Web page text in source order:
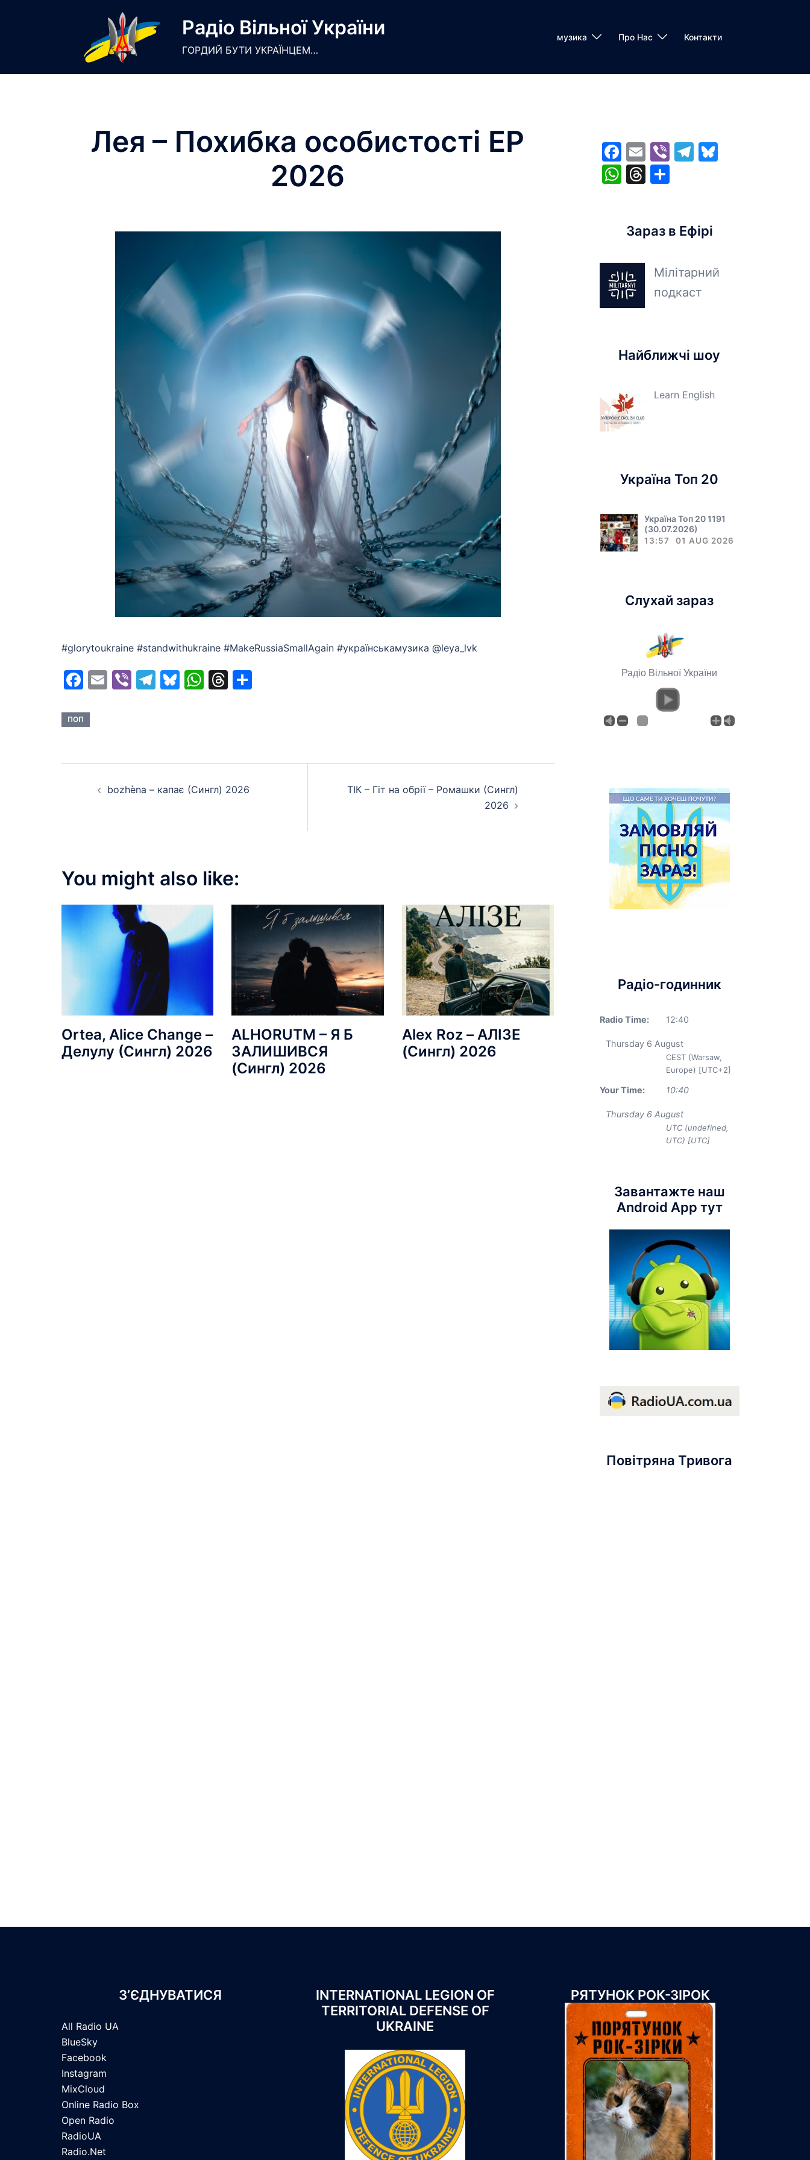
Радіо Вільної України
ГОРДИЙ БУТИ УКРАЇНЦЕМ…
музика Про Нас Контакти
Лея – Похибка особистості EP
2026
#glorytoukraine #standwithukraine #MakeRussiaSmallAgain #українськамузика @leya_lvk
Facebook
EmailViberTelegram
Bluesky
WhatsApp
Threads
ПОП
navigation
bozhèna – капає (Сингл) 2026
ТІК – Гіт на обрії – Ромашки (Сингл)
2026
You might also like:
Ortea, Alice Change –
Делулу (Сингл) 2026
ALHORUTM – Я Б
ЗАЛИШИВСЯ
(Сингл) 2026
Alex Roz – АЛІЗЕ
(Сингл) 2026
Facebook
EmailViberTelegram
Bluesky
WhatsApp
Threads
Share
Зараз в Ефірі
Мілітарний
подкаст
Найближчі шоу
Learn English
Україна Топ 20
Україна Топ 20 1191
(30.07.2026)
13:57 01 AUG 2026
Слухай зараз
Радіо Вільної України
Радіо-годинник
Radio Time: 12:40
Thursday 6 August
CEST (Warsaw,
Europe) [UTC+2]
Your Time: 10:40
Thursday 6 August
UTC (undefined,
UTC) [UTC]
Завантажте наш
Android App тут
Повітряна Тривога
З’ЄДНУВАТИСЯ
All Radio UA
BlueSky
Facebook
Instagram
MixCloud
Online Radio Box
Open Radio
RadioUA
Radio.Net
INTERNATIONAL LEGION OF
TERRITORIAL DEFENSE OF
UKRAINE
РЯТУНОК РОК-ЗІРОК